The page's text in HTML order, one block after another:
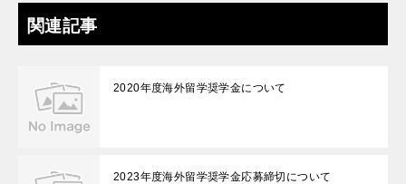
関連記事
2020年度海外留学奨学金について
2023年度海外留学奨学金応募締切について